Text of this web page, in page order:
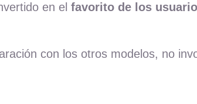
en el favorito de los
con los otros modelos, no